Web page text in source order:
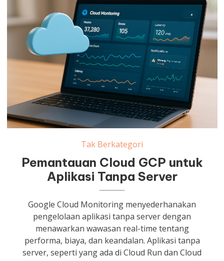
Tak Berkategori
Pemantauan Cloud GCP untuk
Aplikasi Tanpa Server
Google Cloud Monitoring menyederhanakan
pengelolaan aplikasi tanpa server dengan
menawarkan wawasan real-time tentang
performa, biaya, dan keandalan. Aplikasi tanpa
server, seperti yang ada di Cloud Run dan Cloud